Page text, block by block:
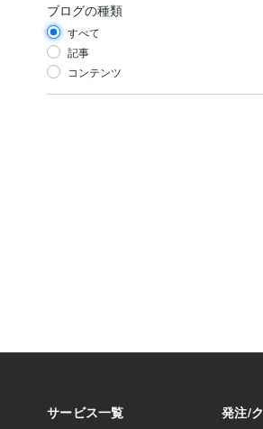
ブログの種類
すべて
記事
コンテンツ